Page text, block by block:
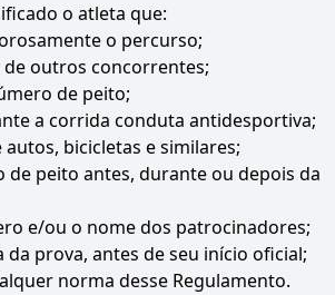
o atleta que:
o percurso;
outros concorrentes;
de peito;
a corrida conduta antidesportiva;
bicicletas e similares;
de peito antes, durante ou depois da
e/ou o nome dos patrocinadores;
da prova, antes de seu início oficial;
norma desse Regulamento.